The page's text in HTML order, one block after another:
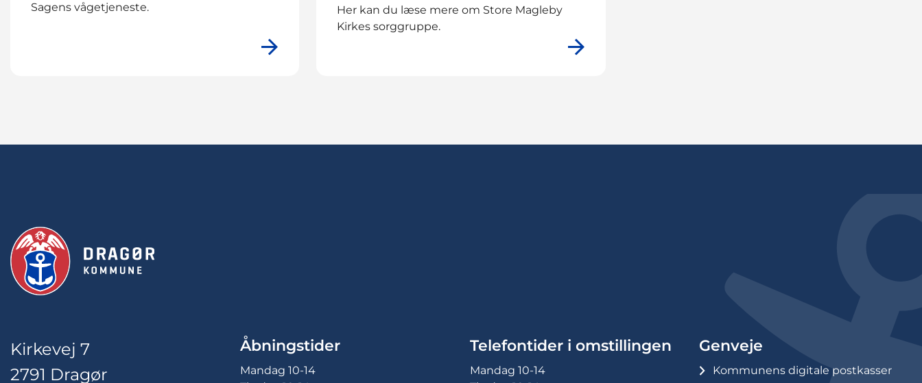
Sagens vågetjeneste.
Her kan du læse mere om Store Magleby
Kirkes sorggruppe.
Kirkevej 7
2791 Dragør
Åbningstider
Mandag 10-14
Telefontider i omstillingen
Mandag 10-14
Genveje
Kommunens digitale postkasser